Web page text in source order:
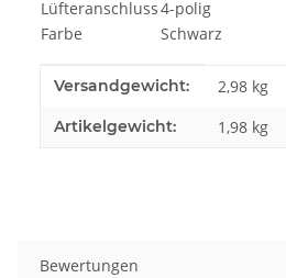
Lüfteranschluss4-polig
Farbe
Schwarz
Produkteigenschaft
Wert
Versandgewicht: 2,98 kg
Artikelgewicht: 1,98 kg
Bewertungen